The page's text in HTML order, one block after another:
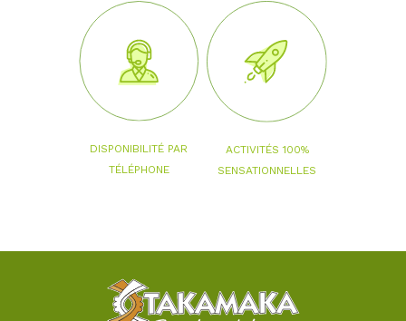
DISPONIBILITÉ PAR
TÉLÉPHONE
ACTIVITÉS 100%
SENSATIONNELLES